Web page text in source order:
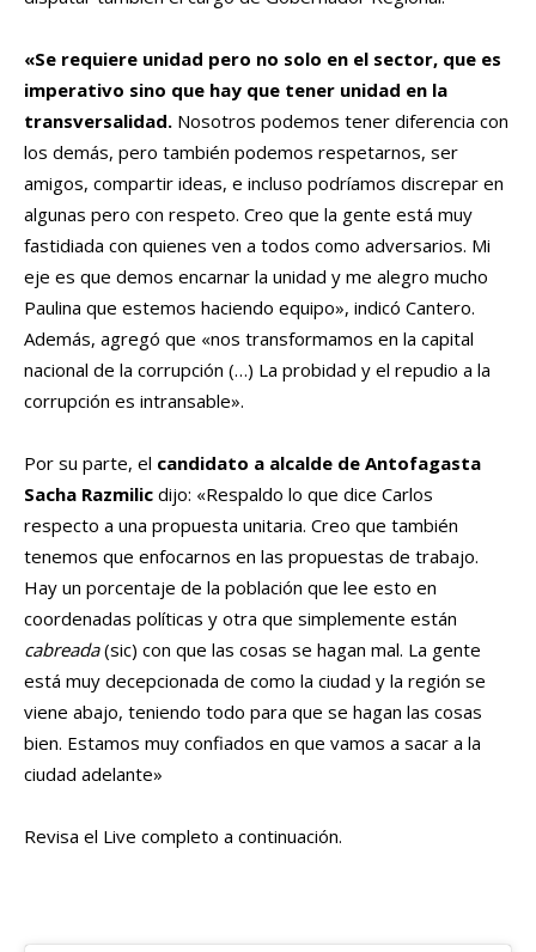
«Se requiere unidad pero no solo en el sector, que es
imperativo sino que hay que tener unidad en la
transversalidad. Nosotros podemos tener diferencia con
los demás, pero también podemos respetarnos, ser
amigos, compartir ideas, e incluso podríamos discrepar en
algunas pero con respeto. Creo que la gente está muy
fastidiada con quienes ven a todos como adversarios. Mi
eje es que demos encarnar la unidad y me alegro mucho
Paulina que estemos haciendo equipo», indicó Cantero.
Además, agregó que «nos transformamos en la capital
nacional de la corrupción (…) La probidad y el repudio a la
corrupción es intransable».
Por su parte, el candidato a alcalde de Antofagasta
Sacha Razmilic dijo: «Respaldo lo que dice Carlos
respecto a una propuesta unitaria. Creo que también
tenemos que enfocarnos en las propuestas de trabajo.
Hay un porcentaje de la población que lee esto en
coordenadas políticas y otra que simplemente están
cabreada(sic) con que las cosas se hagan mal. La gente
está muy decepcionada de como la ciudad y la región se
viene abajo, teniendo todo para que se hagan las cosas
bien. Estamos muy confiados en que vamos a sacar a la
ciudad adelante»
Revisa el Live completo a continuación.